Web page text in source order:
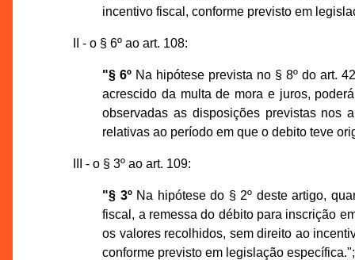
incentivo fiscal, conforme previsto em
II - o § 6º ao art. 108:
"§ 6º Na hipótese prevista no § 8º do art.
acrescido da multa de mora e juros,
observadas as disposições previstas nos
relativas ao período em que o debito teve
III - o § 3º ao art. 109:
"§ 3ºNa hipótese do § 2º deste artigo,
fiscal, a remessa do débito para inscrição
os valores recolhidos, sem direito ao
conforme previsto em legislação específica.";